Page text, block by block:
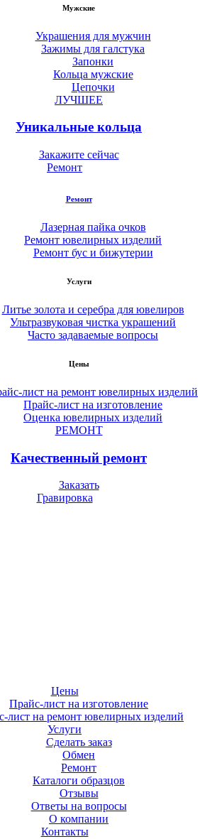
Мужские
Украшения для мужчин
Зажимы для галстука
Запонки
Кольца мужские
Цепочки
ЛУЧШЕЕ
Уникальные кольца
Закажите сейчас
Ремонт
Ремонт
Лазерная пайка очков
Ремонт ювелирных изделий
Ремонт бус и бижутерии
Услуги
Литье золота и серебра для ювелиров
Ультразвуковая чистка украшений
Часто задаваемые вопросы
Цены
лист на ремонт ювелирных изделий
Прайс-лист на изготовление
Оценка ювелирных изделий
РЕМОНТ
Качественный ремонт
Заказать
Гравировка
Цены
Прайс-лист на изготовление
лист на ремонт ювелирных изделий
Услуги
Сделать заказ
Обмен
Ремонт
Каталоги образцов
Отзывы
Ответы на вопросы
О компании
Контакты